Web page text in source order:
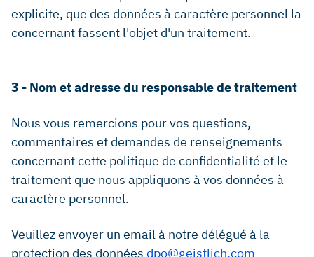
explicite, que des données à caractère personnel la
concernant fassent l'objet d'un traitement.
3 - Nom et adresse du responsable de traitement
Nous vous remercions pour vos questions,
commentaires et demandes de renseignements
concernant cette politique de confidentialité et le
traitement que nous appliquons à vos données à
caractère personnel.
Veuillez envoyer un email à notre délégué à la
protection des données dpo@geistlich.com